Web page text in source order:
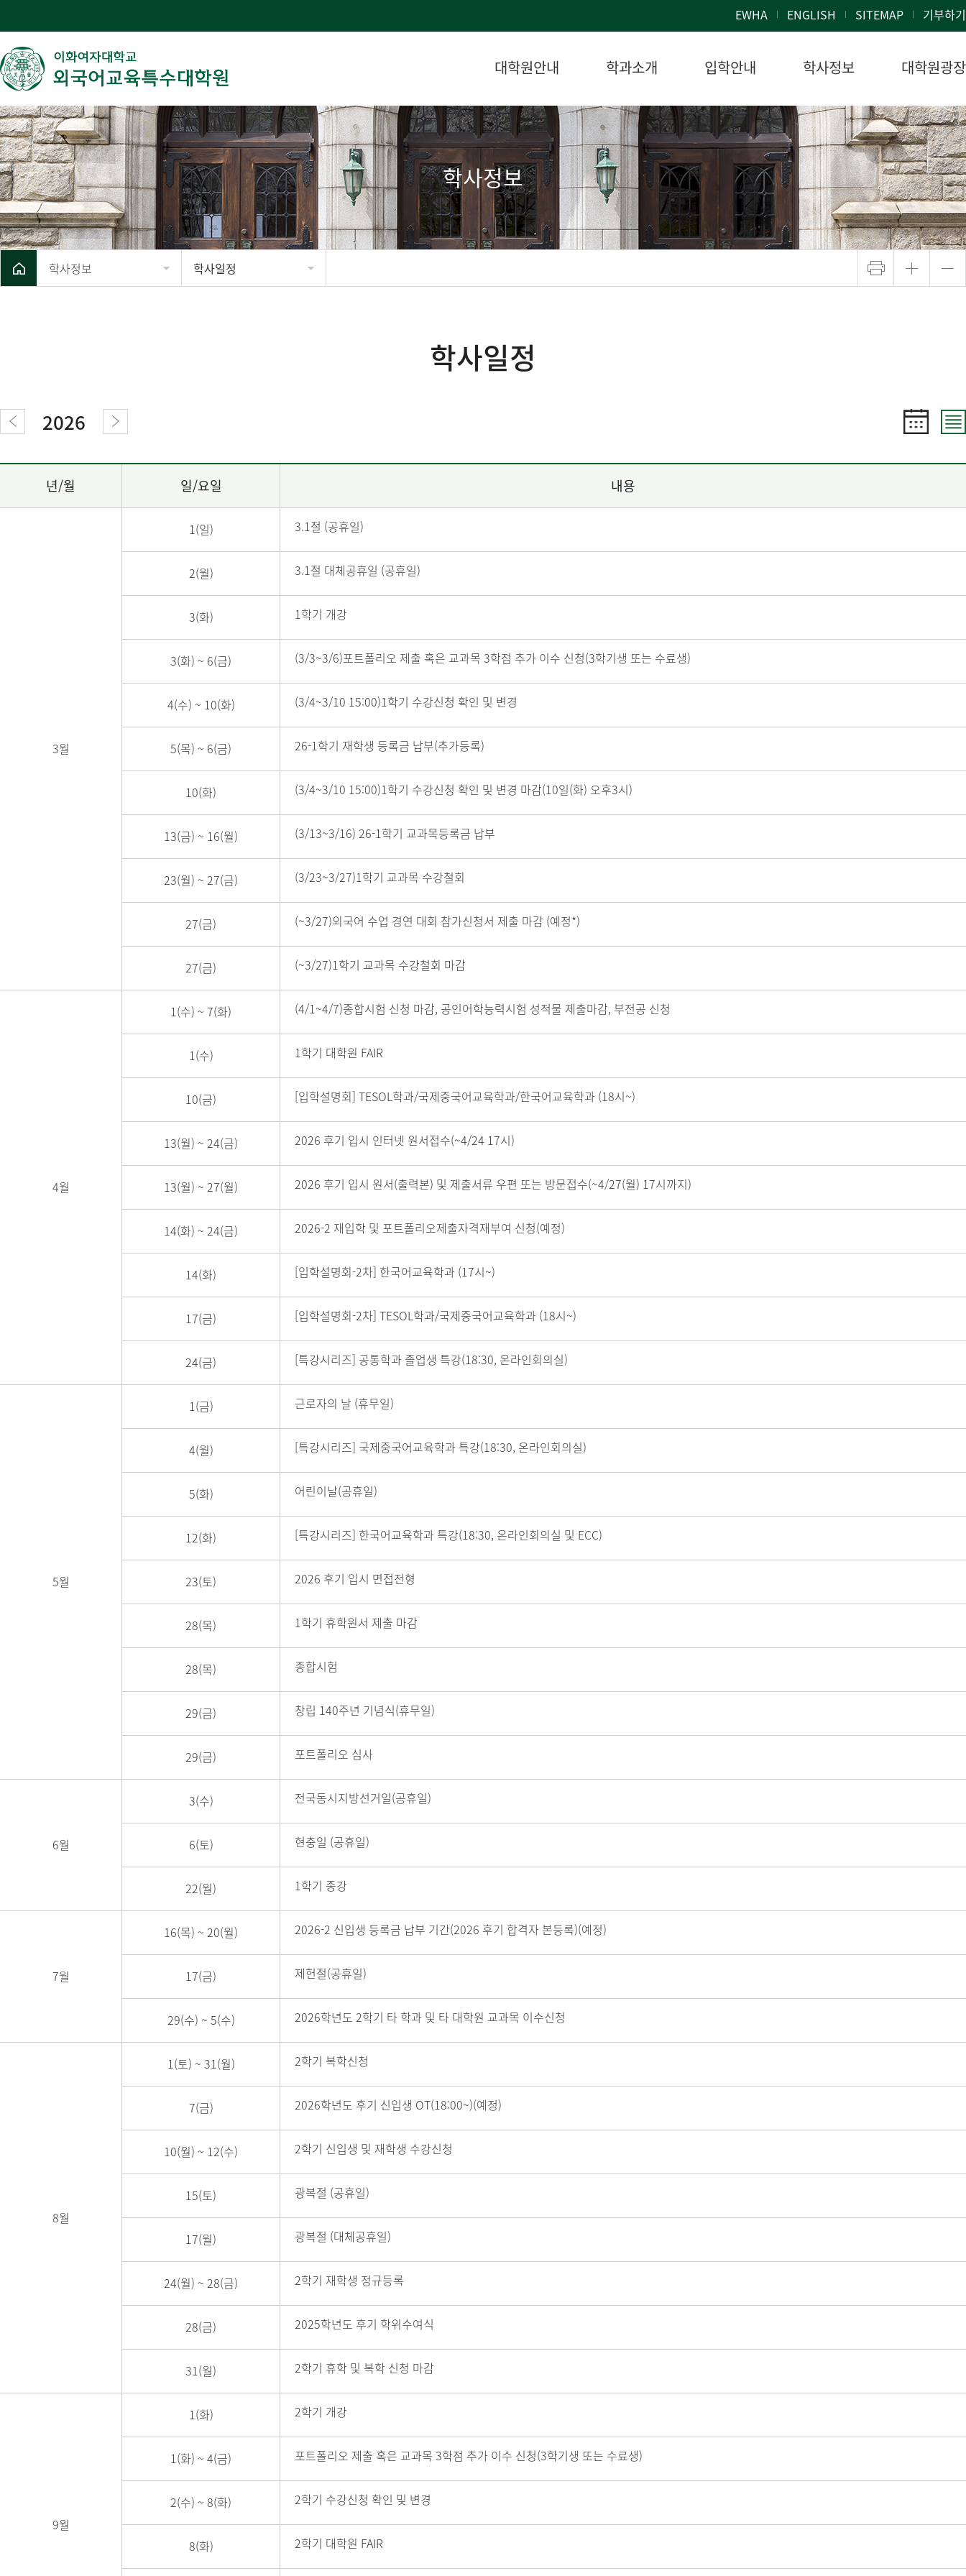
EWHA ENGLISH SITEMAP 기부하기
대학원안내 학과소개 입학안내 학사정보 대학원광장
학사정보
학사정보 학사일정
학사일정
2026
년/월 일/요일 내용
3월
1(일) 3.1절 (공휴일)
2(월) 3.1절 대체공휴일 (공휴일)
3(화) 1학기 개강
3(화) ~ 6(금) (3/3~3/6)포트폴리오 제출 혹은 교과목 3학점 추가 이수 신청(3학기생 또는 수료생)
4(수) ~ 10(화) (3/4~3/10 15:00)1학기 수강신청 확인 및 변경
5(목) ~ 6(금) 26-1학기 재학생 등록금 납부(추가등록)
10(화) (3/4~3/10 15:00)1학기 수강신청 확인 및 변경 마감(10일(화) 오후3시)
13(금) ~ 16(월) (3/13~3/16) 26-1학기 교과목등록금 납부
23(월) ~ 27(금) (3/23~3/27)1학기 교과목 수강철회
27(금) (~3/27)외국어 수업 경연 대회 참가신청서 제출 마감 (예정*)
27(금) (~3/27)1학기 교과목 수강철회 마감
4월
1(수) ~ 7(화) (4/1~4/7)종합시험 신청 마감, 공인어학능력시험 성적물 제출마감, 부전공 신청
1(수) 1학기 대학원 FAIR
10(금) [입학설명회] TESOL학과/국제중국어교육학과/한국어교육학과 (18시~)
13(월) ~ 24(금) 2026 후기 입시 인터넷 원서접수(~4/24 17시)
13(월) ~ 27(월) 2026 후기 입시 원서(출력본) 및 제출서류 우편 또는 방문접수(~4/27(월) 17시까지)
14(화) ~ 24(금) 2026-2 재입학 및 포트폴리오제출자격재부여 신청(예정)
14(화) [입학설명회-2차] 한국어교육학과 (17시~)
17(금) [입학설명회-2차] TESOL학과/국제중국어교육학과 (18시~)
24(금) [특강시리즈] 공통학과 졸업생 특강(18:30, 온라인회의실)
5월
1(금) 근로자의 날 (휴무일)
4(월) [특강시리즈] 국제중국어교육학과 특강(18:30, 온라인회의실)
5(화) 어린이날(공휴일)
12(화) [특강시리즈] 한국어교육학과 특강(18:30, 온라인회의실 및 ECC)
23(토) 2026 후기 입시 면접전형
28(목) 1학기 휴학원서 제출 마감
28(목) 종합시험
29(금) 창립 140주년 기념식(휴무일)
29(금) 포트폴리오 심사
6월
3(수) 전국동시지방선거일(공휴일)
6(토) 현충일 (공휴일)
22(월) 1학기 종강
7월
16(목) ~ 20(월) 2026-2 신입생 등록금 납부 기간(2026 후기 합격자 본등록)(예정)
17(금) 제헌절(공휴일)
29(수) ~ 5(수) 2026학년도 2학기 타 학과 및 타 대학원 교과목 이수신청
8월
1(토) ~ 31(월) 2학기 복학신청
7(금) 2026학년도 후기 신입생 OT(18:00~)(예정)
10(월) ~ 12(수) 2학기 신입생 및 재학생 수강신청
15(토) 광복절 (공휴일)
17(월) 광복절 (대체공휴일)
24(월) ~ 28(금) 2학기 재학생 정규등록
28(금) 2025학년도 후기 학위수여식
31(월) 2학기 휴학 및 복학 신청 마감
9월
1(화) 2학기 개강
1(화) ~ 4(금) 포트폴리오 제출 혹은 교과목 3학점 추가 이수 신청(3학기생 또는 수료생)
2(수) ~ 8(화) 2학기 수강신청 확인 및 변경
8(화) 2학기 대학원 FAIR